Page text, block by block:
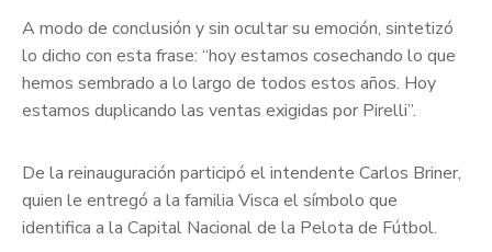
A modo de conclusión y sin ocultar su emoción, sintetizó
lo dicho con esta frase: “hoy estamos cosechando lo que
hemos sembrado a lo largo de todos estos años. Hoy
estamos duplicando las ventas exigidas por Pirelli”.
De la reinauguración participó el intendente Carlos Briner,
quien le entregó a la familia Visca el símbolo que
identifica a la Capital Nacional de la Pelota de Fútbol.